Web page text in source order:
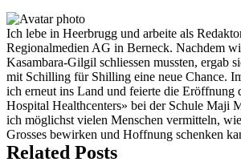
Ich lebe in Heerbrugg und arbeite als
Regionalmedien AG in Berneck. Nachdem
Kasambara-Gilgil schliessen mussten, ergab
mit Schilling für Shilling eine neue Chance.
ich erneut ins Land und feierte die Eröffnung
Hospital Healthcenters» bei der Schule Maji
ich möglichst vielen Menschen vermitteln,
Grosses bewirken und Hoffnung schenken
Related Posts